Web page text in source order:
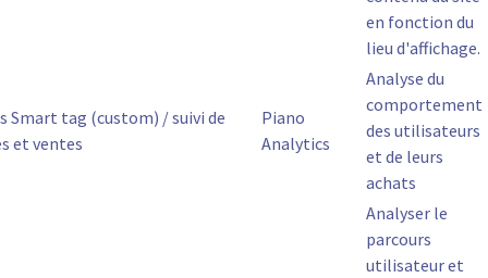
en fonction du
lieu d'affichage.
Smart tag (custom) / suivi de
et ventes
Piano
Analytics
Analyse du
comportement
des utilisateurs
et de leurs
achats
Analyser le
parcours
utilisateur et